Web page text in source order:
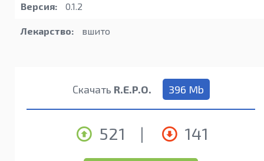
Версия: 0.1.2
Лекарство: вшито
Скачать R.E.P.O. 396 Mb
521 | 141